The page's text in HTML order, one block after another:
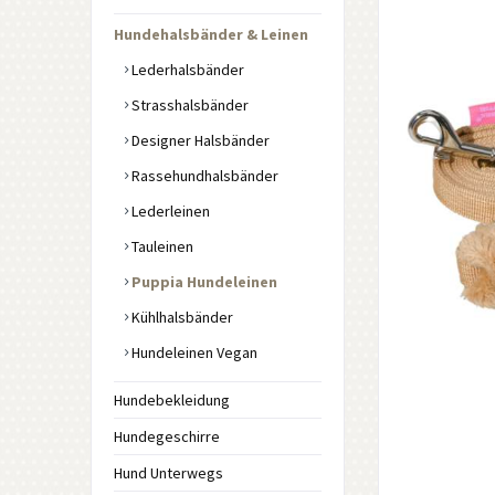
Hundehalsbänder & Leinen
Lederhalsbänder
Strasshalsbänder
Designer Halsbänder
Rassehundhalsbänder
Lederleinen
Tauleinen
Puppia Hundeleinen
Kühlhalsbänder
Hundeleinen Vegan
Hundebekleidung
Hundegeschirre
Hund Unterwegs